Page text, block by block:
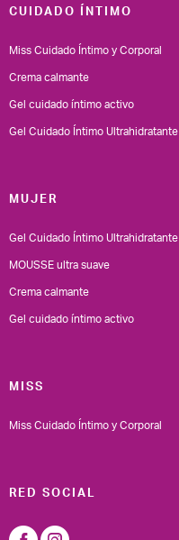
CUIDADO ÍNTIMO
Miss Cuidado Íntimo y Corporal
Crema calmante
Gel cuidado íntimo activo
Gel Cuidado Íntimo Ultrahidratante
MUJER
Gel Cuidado Íntimo Ultrahidratante
MOUSSE ultra suave
Crema calmante
Gel cuidado íntimo activo
MISS
Miss Cuidado Íntimo y Corporal
RED SOCIAL